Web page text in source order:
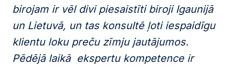
birojam ir vēl divi piesaistīti biroji Igaunijā
un Lietuvā, un tas konsultē ļoti iespaidīgu
klientu loku preču zīmju jautājumos.
Pēdējā laikā ekspertu kompetence ir